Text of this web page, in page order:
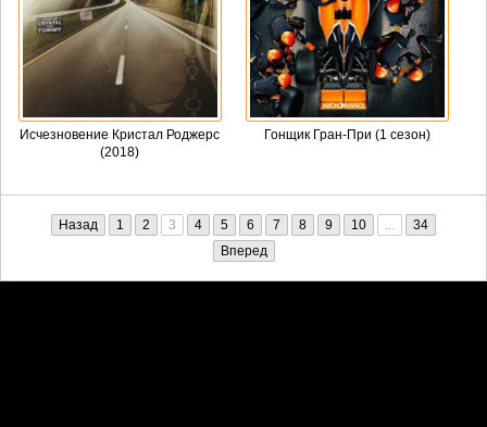
Исчезновение Кристал Роджерс
(2018)
Гонщик Гран-При (1 сезон)
Назад 1 2 3 4 5 6 7 8 9 10 ...
34
Вперед